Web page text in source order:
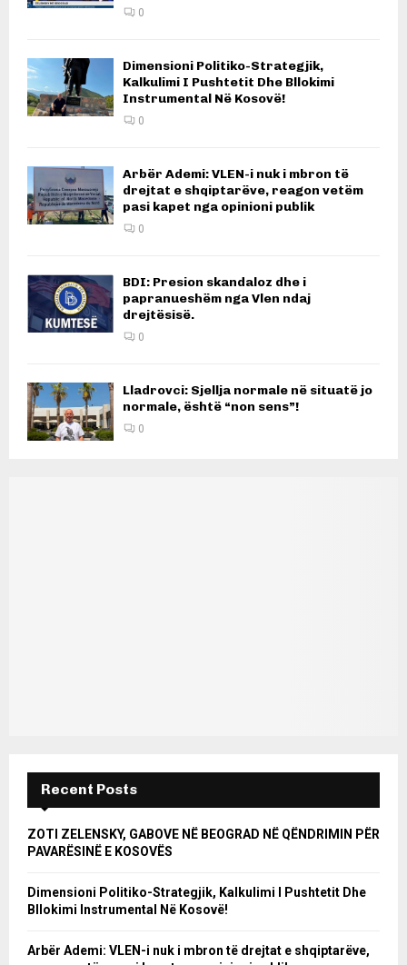
0
Dimensioni Politiko-Strategjik,
Kalkulimi I Pushtetit Dhe Bllokimi
Instrumental Në Kosovë!
0
Arbër Ademi: VLEN-i nuk i mbron të
drejtat e shqiptarëve, reagon vetëm
pasi kapet nga opinioni publik
0
BDI: Presion skandaloz dhe i
papranueshëm nga Vlen ndaj
drejtësisë.
0
Lladrovci: Sjellja normale në situatë jo
normale, është “non sens”!
0
Recent Posts
ZOTI ZELENSKY, GABOVE NË BEOGRAD NË QËNDRIMIN PËR
PAVARËSINË E KOSOVËS
Dimensioni Politiko-Strategjik, Kalkulimi I Pushtetit Dhe
Bllokimi Instrumental Në Kosovë!
Arbër Ademi: VLEN-i nuk i mbron të drejtat e shqiptarëve,